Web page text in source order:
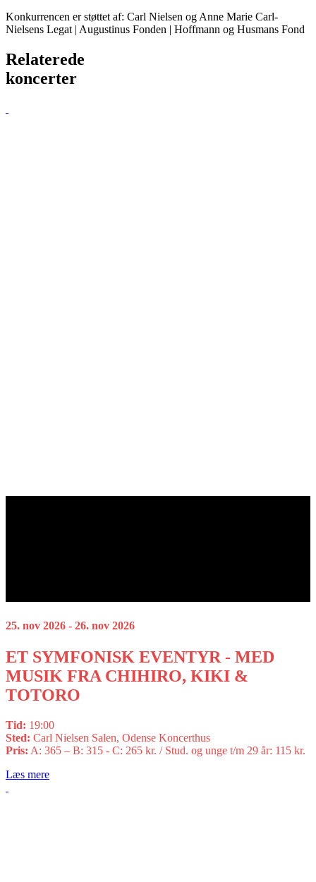
Konkurrencen er støttet af: Carl Nielsen og Anne Marie Carl-
Nielsens Legat | Augustinus Fonden | Hoffmann og Husmans Fond
Relaterede
koncerter
25. nov 2026 - 26. nov 2026
ET SYMFONISK EVENTYR - MED
MUSIK FRA CHIHIRO, KIKI &
TOTORO
Tid: 19:00
Sted: Carl Nielsen Salen, Odense Koncerthus
Pris: A: 365 – B: 315 - C: 265 kr. / Stud. og unge t/m 29 år: 115 kr.
Læs mere